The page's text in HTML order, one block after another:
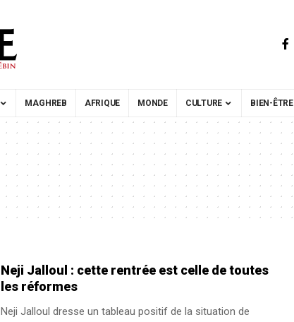
MAGHREB AFRIQUE MONDE CULTURE BIEN-ÊTRE
Neji Jalloul : cette rentrée est celle de toutes
les réformes
Neji Jalloul dresse un tableau positif de la situation de